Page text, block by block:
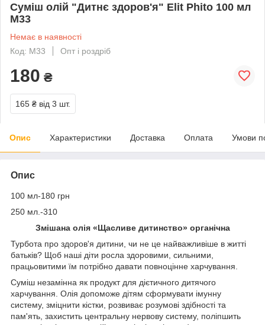
Суміш олій "Дитнє здоров'я" Elit Phito 100 мл
М33
Немає в наявності
Код: М33
Опт і роздріб
180 ₴
165 ₴ від 3 шт.
Опис Характеристики Доставка Оплата Умови
Опис
100 мл-180 грн
250 мл.-310
Змішана олія «Щасливе дитинство» органічна
Турбота про здоров'я дитини, чи не це найважливіше в житті
батьків? Щоб наші діти росла здоровими, сильними,
працьовитими їм потрібно давати повноцінне харчування.
Суміш незамінна як продукт для дієтичного дитячого
харчування. Олія допоможе дітям сформувати імунну
систему, зміцнити кістки, розвиває розумові здібності та
пам'ять, захистить центральну нервову систему, поліпшить